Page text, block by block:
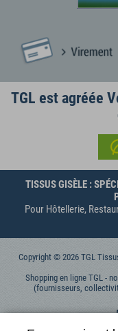
TGL est agréée
TISSUS GISÈLE :
Pour Hôtellerie,
Copyright © 2026 TGL
Shopping en ligne TGL -
(fournisseurs,